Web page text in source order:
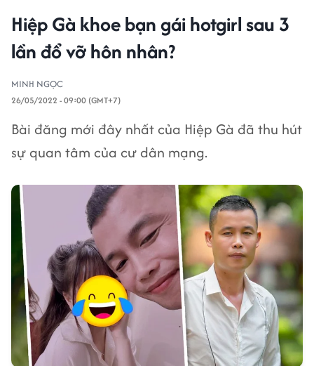
Hiệp Gà khoe bạn gái hotgirl sau 3
lần đổ vỡ hôn nhân?
MINH NGỌC
26/05/2022 - 09:00 (GMT+7)
Bài đăng mới đây nhất của Hiệp Gà đã thu hút
sự quan tâm của cư dân mạng.